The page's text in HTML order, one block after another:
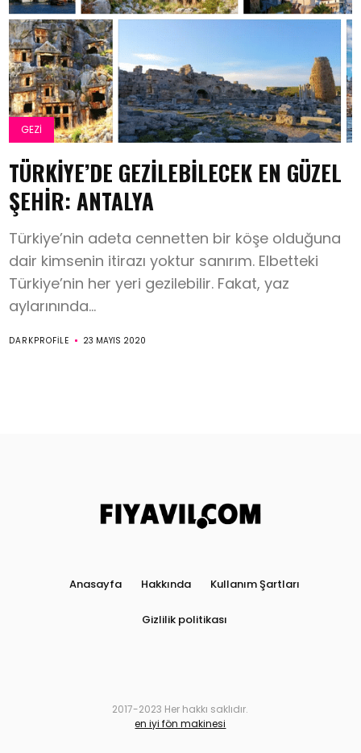
GEZI
TÜRKIYE’DE GEZILEBILECEK EN GÜZEL
ŞEHIR: ANTALYA
Türkiye’nin adeta cennetten bir köşe olduğuna
dair kimsenin itirazı yoktur sanırım. Elbetteki
Türkiye’nin her yeri gezilebilir. Fakat, yaz
aylarınında...
DARKPROFILE 23 MAYIS 2020
Anasayfa Hakkında Kullanım Şartları
Gizlilik politikası
2017-2023 Her hakkı saklıdır.
en iyi fön makinesi